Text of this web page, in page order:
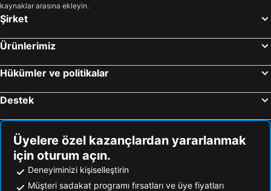
kaynaklar arasına ekleyin.
Şirket
Ürünlerimiz
Hükümler ve politikalar
Destek
Üyelere özel kazançlardan yararlanmak
için oturum açın.
Deneyiminizi kişiselleştirin
Müşteri sadakat programı fırsatları ve üye fiyatları